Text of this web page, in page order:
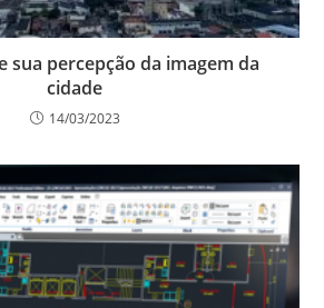
sua percepção da imagem da
cidade
14/03/2023